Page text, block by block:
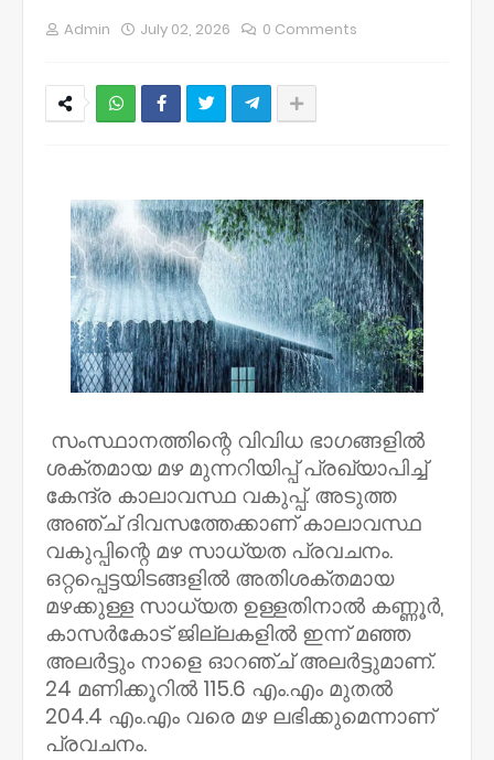
Admin July 02, 2026 0 Comments
സംസ്ഥാനത്തിന്റെ വിവിധ ഭാഗങ്ങളിൽ
ശക്തമായ മഴ മുന്നറിയിപ്പ് പ്രഖ്യാപിച്ച്
കേന്ദ്ര കാലാവസ്ഥ വകുപ്പ്. അടുത്ത
അഞ്ച് ദിവസത്തേക്കാണ് കാലാവസ്ഥ
വകുപ്പിന്റെ മഴ സാധ്യത പ്രവചനം.
ഒറ്റപ്പെട്ടയിടങ്ങളിൽ അതിശക്തമായ
മഴക്കുള്ള സാധ്യത ഉള്ളതിനാൽ കണ്ണൂർ,
കാസർകോട് ജില്ലകളിൽ ഇന്ന് മഞ്ഞ
അലർട്ടും നാളെ ഓറഞ്ച് അലർട്ടുമാണ്.
24 മണിക്കൂറിൽ 115.6 എം.എം മുതൽ
204.4 എം.എം വരെ മഴ ലഭിക്കുമെന്നാണ്
പ്രവചനം.